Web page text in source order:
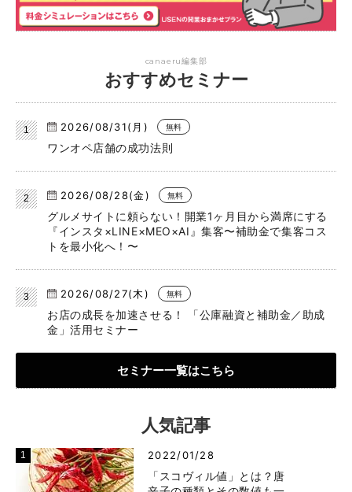
canaeru編集部
おすすめセミナー
2026/08/31(月) 無料
ワンオペ店舗の成功法則
2026/08/28(金) 無料
グルメサイトに頼らない！開業1ヶ月目から満席にする
『インスタ×LINE×MEO×AI』集客〜補助金で集客コス
トを最小化へ！〜
2026/08/27(木) 無料
お店の成長を加速させる！ 「公庫融資と補助金／助成
金」活用セミナー
セミナー一覧はこちら
人気記事
2022/01/28
「スコヴィル値」とは？唐